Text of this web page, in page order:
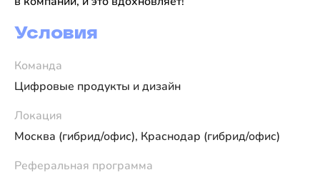
Условия
Команда
Цифровые продукты и дизайн
Локация
Москва (гибрид/офис), Краснодар (гибрид/офис)
Реферальная программа